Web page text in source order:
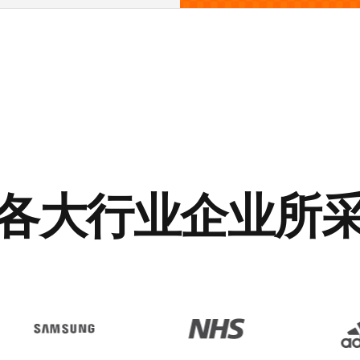
大行业企业所